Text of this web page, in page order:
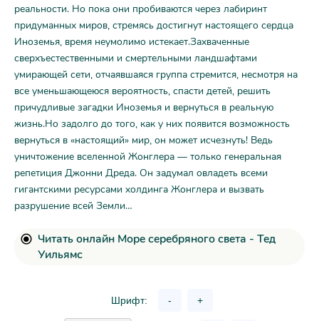
реальности. Но пока они пробиваются через лабиринт
придуманных миров, стремясь достигнут настоящего сердца
Иноземья, время неумолимо истекает.Захваченные
сверхъестественными и смертельными ландшафтами
умирающей сети, отчаявшаяся группа стремится, несмотря на
все уменьшающеюся вероятность, спасти детей, решить
причудливые загадки Иноземья и вернуться в реальную
жизнь.Но задолго до того, как у них появится возможность
вернуться в «настоящий» мир, он может исчезнуть! Ведь
уничтожение вселенной Жонглера — только генеральная
репетиция Джонни Дреда. Он задумал овладеть всеми
гигантскими ресурсами холдинга Жонглера и вызвать
разрушение всей Земли…
Читать онлайн Море серебряного света - Тед
Уильямс
Шрифт: - +